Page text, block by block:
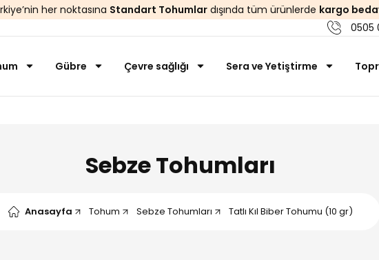
her noktasına Standart Tohumlardışında tüm ürünlerde kargo
0505
Gübre Çevre sağlığı Sera ve Yetiştirme
Sebze Tohumları
Anasayfa Tohum Sebze Tohumları Tatlı Kıl Biber Tohumu (10 gr)